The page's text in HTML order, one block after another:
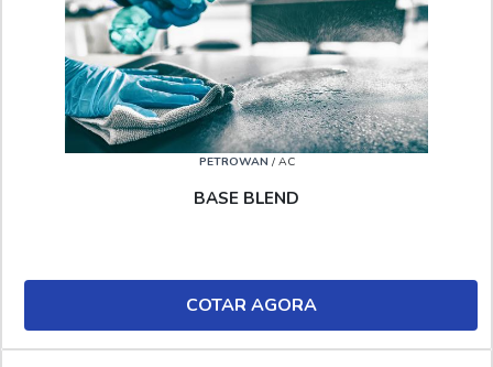
PETROWAN / AC
BASE BLEND
COTAR AGORA